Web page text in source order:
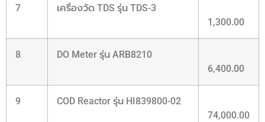
7
เครื่องวัด TDS รุ่น TDS-3
1,300.00
8
DO Meter รุ่น ARB8210
6,400.00
9
COD Reactor รุ่น HI839800-02
74,000.00